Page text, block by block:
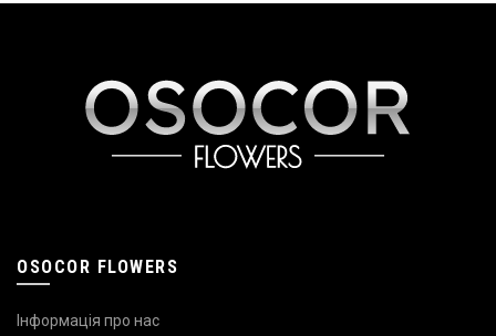
OSOCOR FLOWERS
Інформація про нас